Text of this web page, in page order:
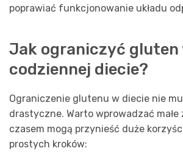
poprawiać funkcjonowanie układu
Jak ograniczyć gluten
codziennej diecie?
Ograniczenie glutenu w diecie nie
drastyczne. Warto wprowadzać małe
czasem mogą przynieść duże
prostych kroków: